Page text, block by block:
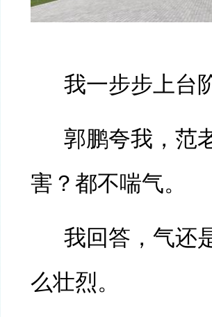
我一步步上台
郭鹏夸我，范
害？都不喘气。
我回答，气还
么壮烈。